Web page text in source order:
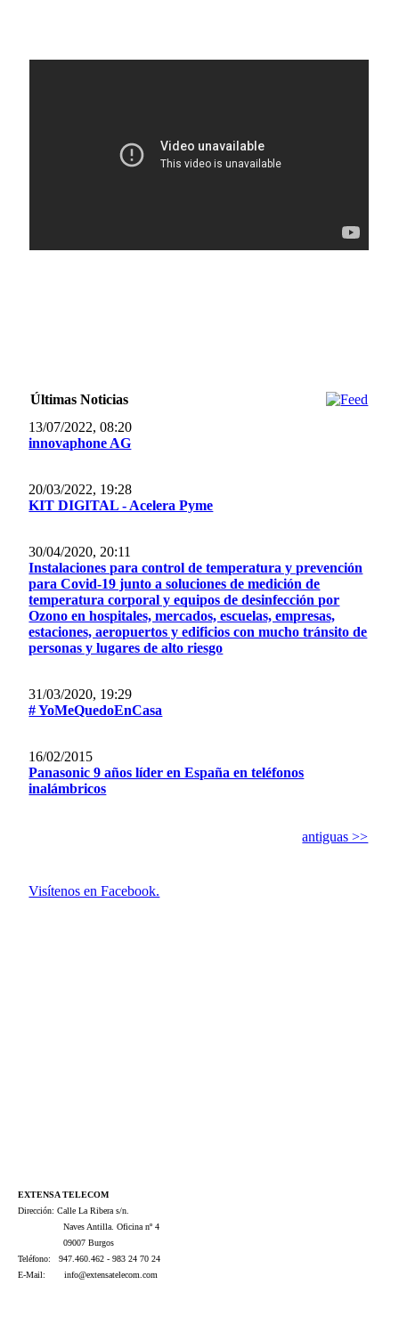
Últimas Noticias
13/07/2022, 08:20
innovaphone AG
20/03/2022, 19:28
KIT DIGITAL - Acelera Pyme
30/04/2020, 20:11
Instalaciones para control de temperatura y prevención
para Covid-19 junto a soluciones de medición de
temperatura corporal y equipos de desinfección por
Ozono en hospitales, mercados, escuelas, empresas,
estaciones, aeropuertos y edificios con mucho tránsito de
personas y lugares de alto riesgo
31/03/2020, 19:29
# YoMeQuedoEnCasa
16/02/2015
Panasonic 9 años líder en España en teléfonos
inalámbricos
antiguas >>
Visítenos en Facebook.
EXTENSA TELECOM
Dirección: Calle La Ribera s/n.
Naves Antilla. Oficina nº 4
09007 Burgos
Teléfono: 947.460.462 - 983 24 70 24
E-Mail: info@extensatelecom.com